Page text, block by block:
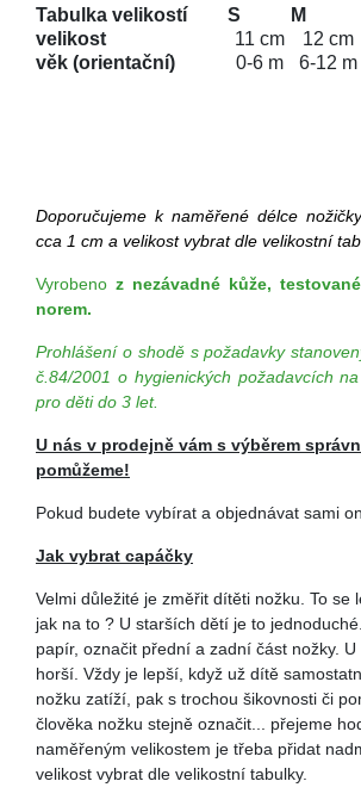
Tabulka velikostí S M
velikost
11 cm 12 cm
věk (orientační)
0-6 m 6-12 m
Doporučujeme k naměřené délce
cca 1 cm a velikost vybrat dle velikostní
Vyrobeno z nezávadné kůže,
norem.
Prohlášení o shodě s požadavky
č.84/2001 o hygienických požadavcích
pro děti do 3 let.
U nás v prodejně vám s výběrem
pomůžeme!
Pokud budete vybírat a objednávat sami
Jak vybrat capáčky
Velmi důležité je změřit dítěti nožku. To se
jak na to ? U starších dětí je to
papír, označit přední a zadní část nožky.
horší. Vždy je lepší, když už dítě
nožku zatíží, pak s trochou šikovnosti či
člověka nožku stejně označit... přejeme
naměřeným velikostem je třeba přidat
velikost vybrat dle velikostní tabulky.